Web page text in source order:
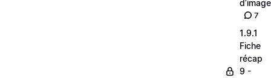
d’image
7
1.9.1
Fiche
récap
9 -